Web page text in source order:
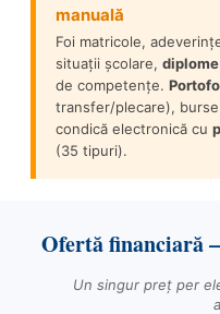
manuală
Foi matricole,
situații școlare,
de competențe.
transfer/plecare),
condică electronică cu
(35 tipuri).
Ofertă financiară
Un singur preț per